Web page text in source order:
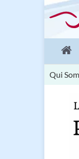
Qui